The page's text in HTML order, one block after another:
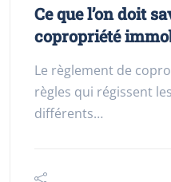
Ce que l’on doit
copropriété
Le règlement de
règles qui régissent
différents…